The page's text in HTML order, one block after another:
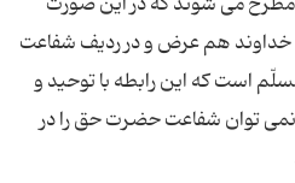
خداوند هم عرض و در ردیف شفاعت
است که این رابطه با توحید و
نمی توان شفاعت حضرت حق را در